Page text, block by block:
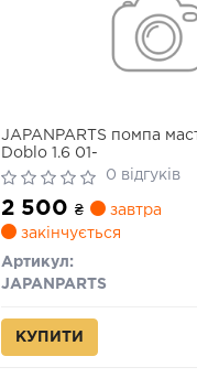
JAPANPARTS помпа
Doblo 1.6 01-
0 відгуків
2 500 ₴
завтра
закінчується
Артикул:
JAPANPARTS
КУПИТИ